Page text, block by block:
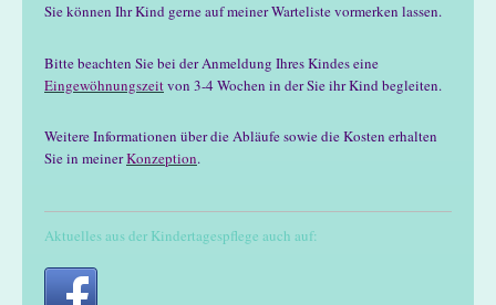
Sie können Ihr Kind gerne auf meiner Warteliste vormerken lassen.
Bitte beachten Sie bei der Anmeldung Ihres Kindes eine
Eingewöhnungszeitvon 3-4 Wochen in der Sie ihr Kind begleiten.
Weitere Informationen über die Abläufe sowie die Kosten erhalten
Sie in meinerKonzeption.
Aktuelles aus der Kindertagespflege auch auf: